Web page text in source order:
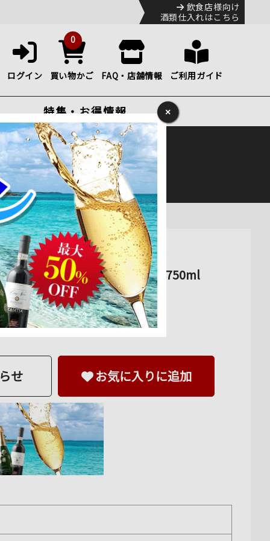
飲食店様向け
酒類仕入れはこちら
ログイン
0
買い物かご FAQ・店舗情報 ご利用ガイド
特集・お得情報
のHPをご確認下さい。
750ml通販
カーナ 赤ワイン フルボディ 750ml
せ お気に入りに追加
×